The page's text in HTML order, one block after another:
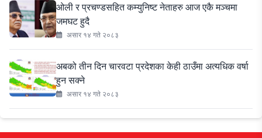
ओली र प्रचण्डसहित कम्युनिष्ट नेताहरु आज एकै मञ्चमा
जमघट हुदै
असार १४ गते २०८३
अबको तीन दिन चारवटा प्रदेशका केही ठाउँमा अत्यधिक वर्षा
हुन सक्ने
असार १४ गते २०८३